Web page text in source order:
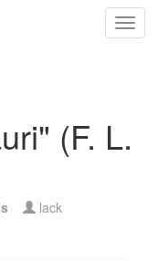
(F. L.
lack